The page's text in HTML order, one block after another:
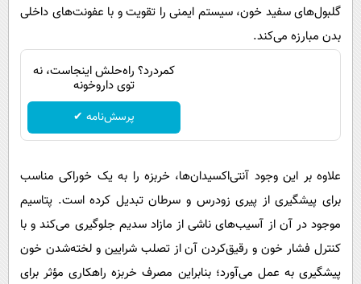
اجتماعی
سیاست خارجی
گلبول‌های سفید خون، سیستم ایمنی را تقویت و با عفونت‌های داخلی
بدن مبارزه می‌کند.
کمردرد؟ راه‌حلش اینجاست، نه
توی داروخونه
پرسش‌نامه ✔
علاوه بر این وجود آنتی‌اکسیدان‌ها، خربزه را به یک خوراکی مناسب
برای پیشگیری از پیری زودرس و سرطان تبدیل کرده است. پتاسیم
موجود در آن از آسیب‌های ناشی از مازاد سدیم جلوگیری می‌کند و با
کنترل فشار خون و رقیق‌کردن آن از تصلب شرایین و لخته‌شدن خون
پیشگیری به عمل می‌آورد؛ بنابراین مصرف خربزه راهکاری مؤثر برای